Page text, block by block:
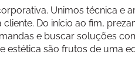
Unimos técnica e
Do início ao fim,
e buscar soluções
estética são frutos de uma